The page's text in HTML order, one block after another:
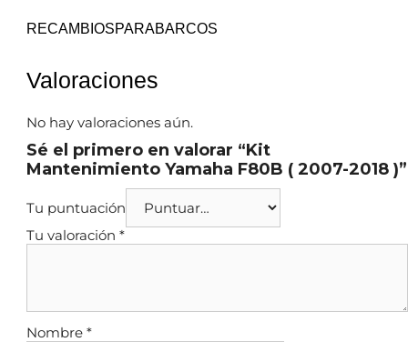
RECAMBIOSPARABARCOS
Valoraciones
No hay valoraciones aún.
Sé el primero en valorar “Kit
Mantenimiento Yamaha F80B ( 2007-2018 )”
Tu puntuación
Tu valoración *
Nombre *